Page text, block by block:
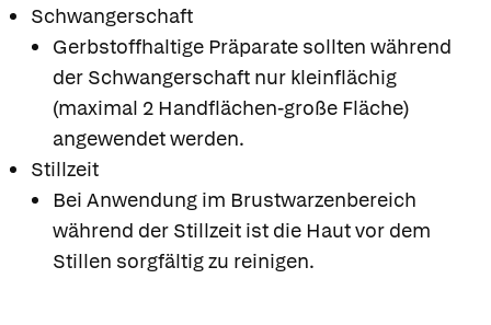
Schwangerschaft
Gerbstoffhaltige Präparate sollten während
der Schwangerschaft nur kleinflächig
(maximal 2 Handflächen-große Fläche)
angewendet werden.
Stillzeit
Bei Anwendung im Brustwarzenbereich
während der Stillzeit ist die Haut vor dem
Stillen sorgfältig zu reinigen.